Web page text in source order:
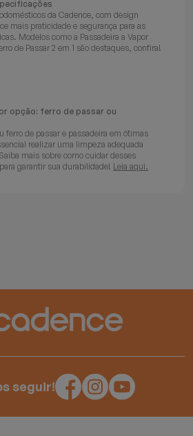
da Cadence, com design
mais praticidade e segurança para as
Modelos como a Passadeira a Vapor
de Passar 2 em 1 são destaques, confira!
opção: ferro de passar ou
ferro de passar e passadeira em ótimas
realizar uma limpeza adequada
mais sobre como cuidar desses
garantir sua durabilidade! Leia aqui.
seguir!